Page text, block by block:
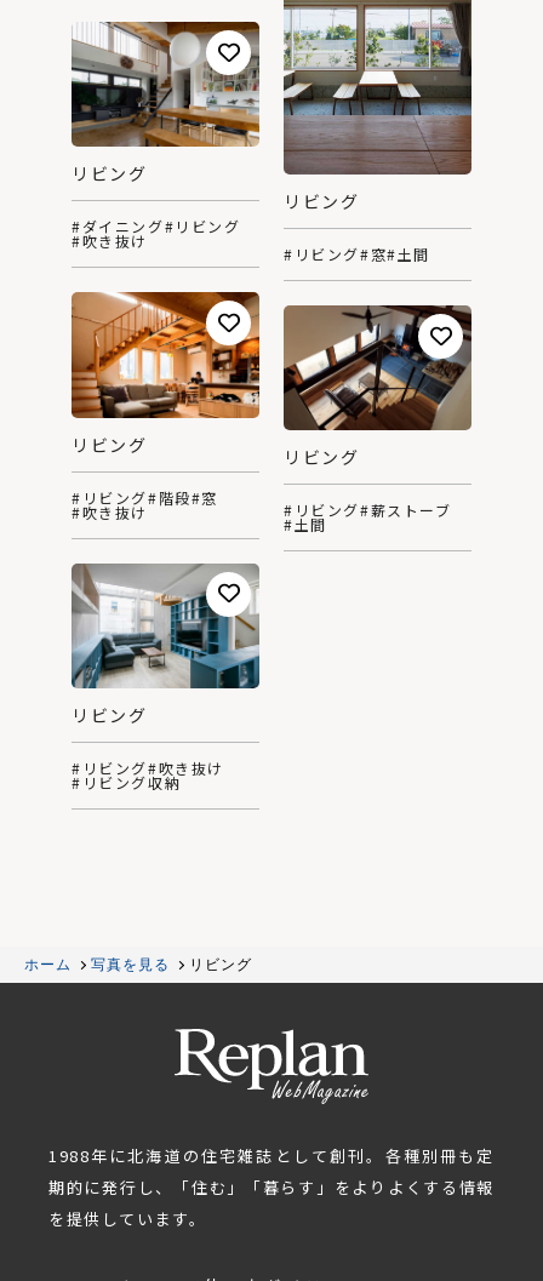
リビング
#リビング#窓#土間
リビング
#ダイニング#リビング
#吹き抜け
リビング
#リビング#階段#窓
#吹き抜け
リビング
#リビング#薪ストーブ
#土間
リビング
#リビング#吹き抜け
#リビング収納
ホーム 写真を見る リビング
1988年に北海道の住宅雑誌として創刊。各種別冊も定
期的に発行し、「住む」「暮らす」をよりよくする情報
を提供しています。